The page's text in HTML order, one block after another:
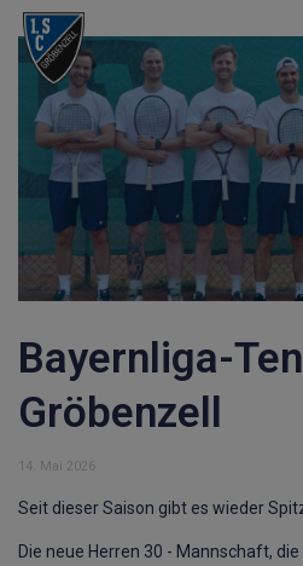
Bayernliga-
Gröbenzell
14. Mai 2026
Seit dieser Saison gibt es wieder
Die neue Herren 30 - Mannschaft,